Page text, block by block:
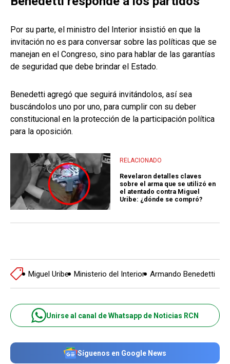
Por su parte, el ministro del Interior insistió en que la
invitación no es para conversar sobre las políticas que se
manejan en el Congreso, sino para hablar de las garantías
de seguridad que debe brindar el Estado.
Benedetti agregó que seguirá invitándolos, así sea
buscándolos uno por uno, para cumplir con su deber
constitucional en la protección de la participación política
para la oposición.
RELACIONADO
Revelaron detalles claves
sobre el arma que se utilizó en
el atentado contra Miguel
Uribe: ¿dónde se compró?
Miguel Uribe Ministerio del Interior Armando Benedetti
Unirse al canal de Whatsapp de Noticias RCN
Síguenos en Google News